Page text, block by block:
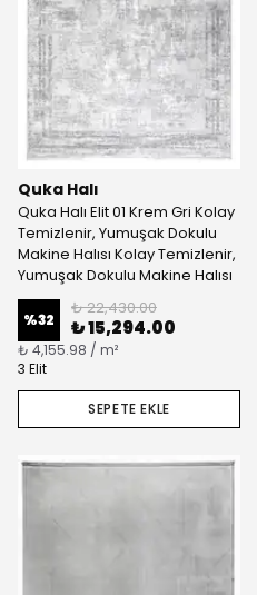
Quka Halı
Quka Halı Elit 01 Krem Gri Kolay
Temizlenir, Yumuşak Dokulu
Makine Halısı Kolay Temizlenir,
Yumuşak Dokulu Makine Halısı
%32
₺ 22,430.00
₺ 15,294.00
₺ 4,155.98 / m²
3 Elit
SEPETE EKLE